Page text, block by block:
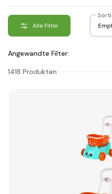
Alle Filter
Angewandte Filter:
1418 Produkten